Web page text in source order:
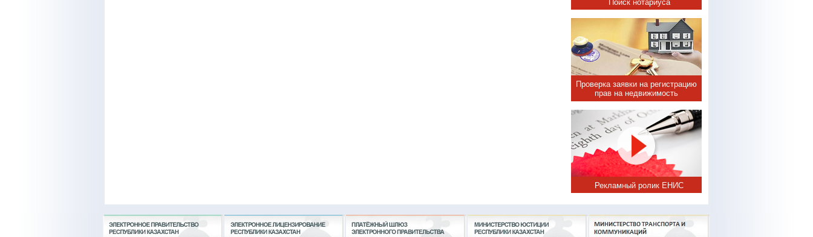
Поиск нотариуса
Проверка заявки на регистрацию
прав на недвижимость
Рекламный ролик ЕНИС